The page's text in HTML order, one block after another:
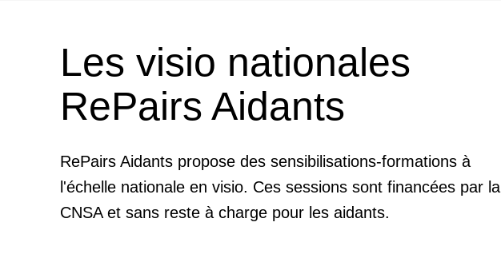
Les visio nationales
RePairs Aidants
RePairs Aidants propose des sensibilisations-formations à
l'échelle nationale en visio. Ces sessions sont financées par la
CNSA et sans reste à charge pour les aidants.